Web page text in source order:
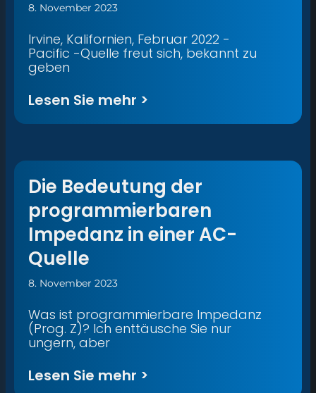
8. November 2023
Irvine, Kalifornien, Februar 2022 -
Pacific -Quelle freut sich, bekannt zu
geben
Lesen Sie mehr >
Die Bedeutung der
programmierbaren
Impedanz in einer AC-
Quelle
8. November 2023
Was ist programmierbare Impedanz
(Prog. Z)? Ich enttäusche Sie nur
ungern, aber
Lesen Sie mehr >